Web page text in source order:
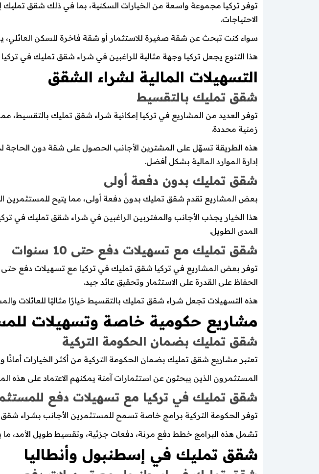
توفر تركيا مجموعة واسعة من الخيارات السكنية، بما في ذلك شقق
الاحتياجات.
سواء كنت تبحث عن شقة صغيرة للاستثمار أو شقة فاخرة للسكن العائلي،
هذا التنوع يجعل تركيا وجهة مثالية للراغبين في شراء شقق تمليك في
التسهيلات المالية لشراء الشقق
شقق تمليك بالتقسيط
توفر العديد من المشاريع في تركيا إمكانية شراء شقق تمليك
زمنية محددة.
هذه الطريقة تسهّل على المشترين الأجانب الحصول على شقة دون الحاجة
إدارة الموارد المالية بشكل أفضل.
شقق تمليك بدون دفعة أولى
بعض المشاريع تقدم شقق تمليك بدون دفعة أولى، مما يتيح للمستثمرين
هذا الخيار يجذب الأجانب والمغتربين الراغبين في شراء شقق تمليك في
المدى الطويل.
شقق تمليك مع تسهيلات دفع حتى 10 سنوات
الحفاظ على القدرة على الاستثمار وتحقيق عائد جيد.
هذه التسهيلات تجعل شراء شقق تمليك بالتقسيط خيارًا مثاليًا للعائلات
مشاريع حكومية خاصة وتسهيلات
شقق تمليك بضمان الحكومة التركية
تعتبر مشاريع شقق تمليك بضمان الحكومة التركية من أكثر الخيارات
المستثمرون الذين يبحثون عن استثمارات آمنة يمكنهم الاعتماد على هذه
شقق تمليك في تركيا مع تسهيلات دفع
توفر الحكومة التركية برامج خاصة تسمح للمستثمرين الأجانب بشراء
تشمل هذه البرامج خطط دفع مرنة، دفعات جزئية، وتقسيط طويل الأمد،
شقق تمليك في إسطنبول وأنطاليا